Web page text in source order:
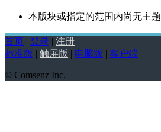
本版块或指定的范围内尚无主题
首页 | 登录 | 注册
标准版 | 触屏版 | 电脑版 | 客户端
© Comsenz Inc.